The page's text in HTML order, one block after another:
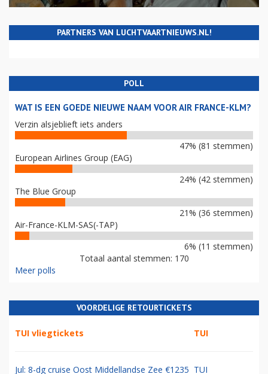
PARTNERS VAN LUCHTVAARTNIEUWS.NL!
POLL
WAT IS EEN GOEDE NIEUWE NAAM VOOR AIR FRANCE-KLM?
Verzin alsjeblieft iets anders
47% (81 stemmen)
European Airlines Group (EAG)
24% (42 stemmen)
The Blue Group
21% (36 stemmen)
Air-France-KLM-SAS(-TAP)
6% (11 stemmen)
Totaal aantal stemmen: 170
Meer polls
VOORDELIGE RETOURTICKETS
TUI vliegtickets TUI
Jul: 8-dg cruise Oost Middellandse Zee €1235 TUI